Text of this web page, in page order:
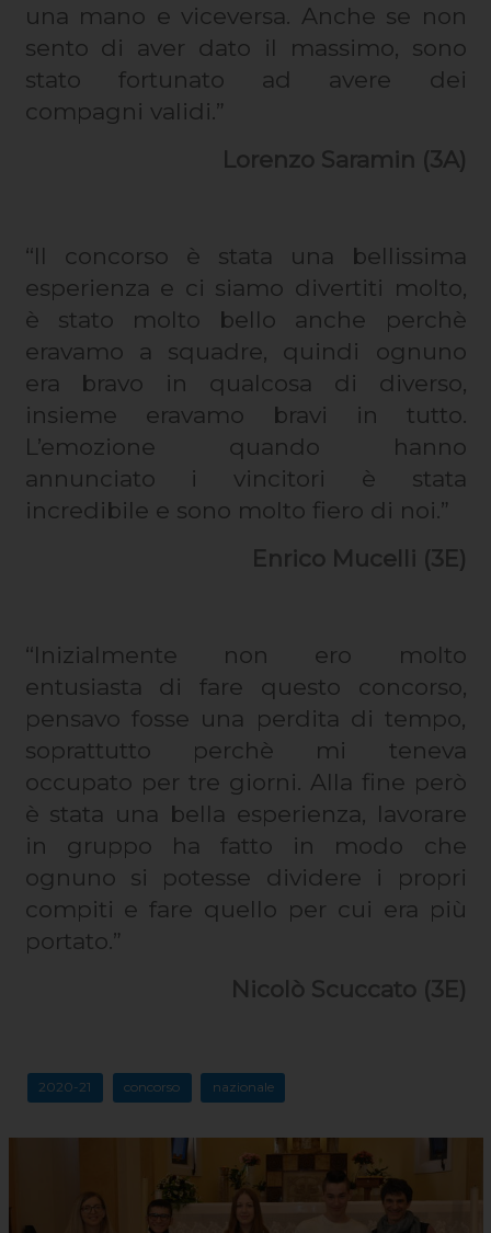
una mano e viceversa. Anche se non
sento di aver dato il massimo, sono
stato fortunato ad avere dei
compagni validi.”
Lorenzo Saramin (3A)
“Il concorso è stata una bellissima
esperienza e ci siamo divertiti molto,
è stato molto bello anche perchè
eravamo a squadre, quindi ognuno
era bravo in qualcosa di diverso,
insieme eravamo bravi in tutto.
L’emozione quando hanno
annunciato i vincitori è stata
incredibile e sono molto fiero di noi.”
Enrico Mucelli (3E)
“Inizialmente non ero molto
entusiasta di fare questo concorso,
pensavo fosse una perdita di tempo,
soprattutto perchè mi teneva
occupato per tre giorni. Alla fine però
è stata una bella esperienza, lavorare
in gruppo ha fatto in modo che
ognuno si potesse dividere i propri
compiti e fare quello per cui era più
portato.”
Nicolò Scuccato (3E)
2020-21 concorso nazionale